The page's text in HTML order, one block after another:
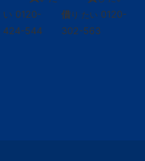
い 0120-
424-544
借り たい 0120-
302-563